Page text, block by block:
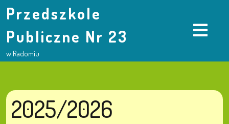
Przedszkole
Publiczne Nr 23
w Radomiu
2025/2026